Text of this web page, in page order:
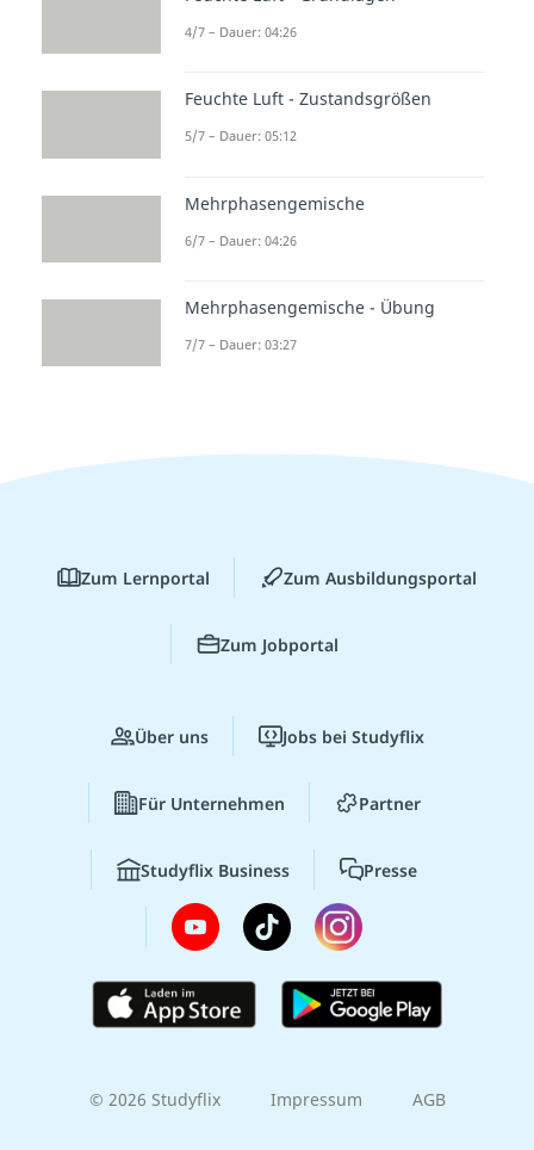
4/7 – Dauer: 04:26
Feuchte Luft - Zustandsgrößen
5/7 – Dauer: 05:12
Mehrphasengemische
6/7 – Dauer: 04:26
Mehrphasengemische - Übung
7/7 – Dauer: 03:27
Zum Lernportal Zum Ausbildungsportal
Zum Jobportal
Über uns Jobs bei Studyflix
Für Unternehmen Partner
Studyflix Business Presse
© 2026 Studyflix Impressum AGB